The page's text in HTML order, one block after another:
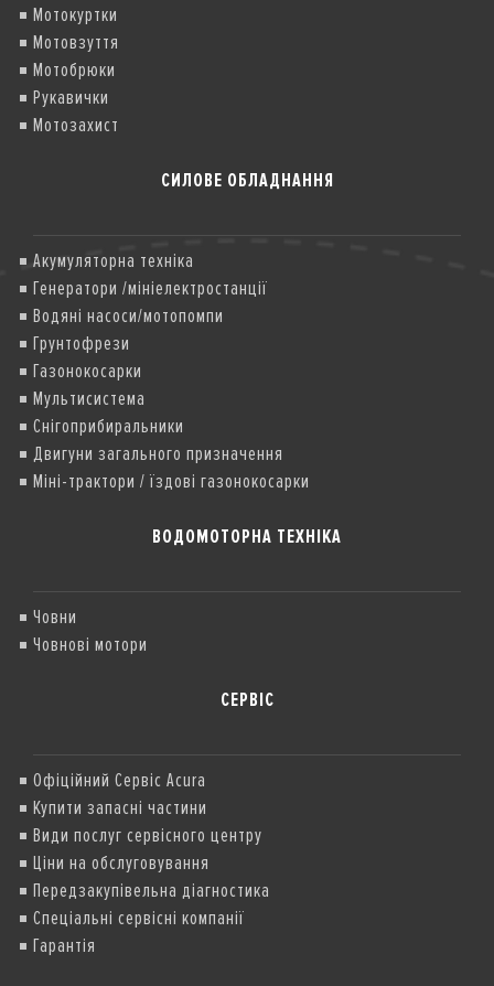
Мотокуртки
Мотовзуття
Мотобрюки
Рукавички
Мотозахист
СИЛОВЕ ОБЛАДНАННЯ
Акумуляторна техніка
Генератори /мініелектростанції
Водяні насоси/мотопомпи
Грунтофрези
Газонокосарки
Мультисистема
Снігоприбиральники
Двигуни загального призначення
Міні-трактори / їздові газонокосарки
ВОДОМОТОРНА ТЕХНІКА
Човни
Човнові мотори
СЕРВІС
Офіційний Сервіс Acura
Купити запасні частини
Види послуг сервісного центру
Ціни на обслуговування
Передзакупівельна діагностика
Спеціальні сервісні компанії
Гарантія